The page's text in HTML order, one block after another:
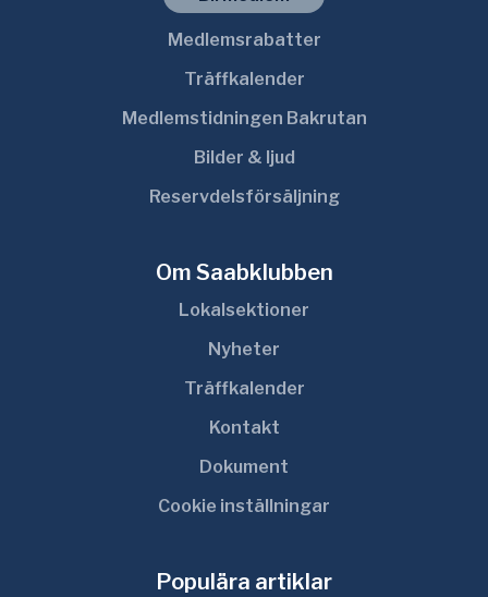
Medlemsrabatter
Träffkalender
Medlemstidningen Bakrutan
Bilder & ljud
Reservdelsförsäljning
Om Saabklubben
Lokalsektioner
Nyheter
Träffkalender
Kontakt
Dokument
Cookie inställningar
Populära artiklar